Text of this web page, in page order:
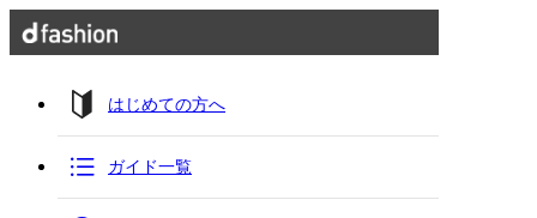
はじめての方へ
ガイド一覧